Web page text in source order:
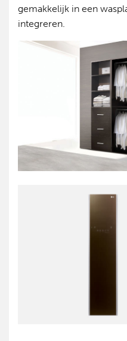
gemakkelijk in een
integreren.